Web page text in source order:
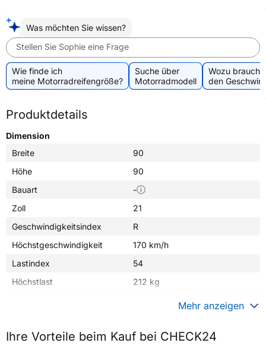
Was möchten Sie wissen?
Stellen Sie Sophie eine Frage
Wie finde ich
meine Motorradreifengröße?
Suche über
Motorradmodell
Wozu
den
Produktdetails
Dimension
Breite
90
Höhe
90
Bauart
-
Zoll
21
Geschwindigkeitsindex
R
Höchstgeschwindigkeit
170 km/h
Lastindex
54
Höchstlast
212 kg
Fahrzeugtyp
Motorrad
Mehr anzeigen
Ihre Vorteile beim Kauf bei CHECK24